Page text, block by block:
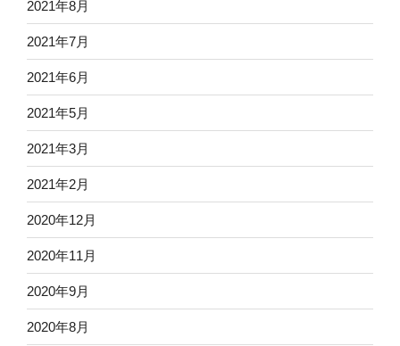
2021年8月
2021年7月
2021年6月
2021年5月
2021年3月
2021年2月
2020年12月
2020年11月
2020年9月
2020年8月